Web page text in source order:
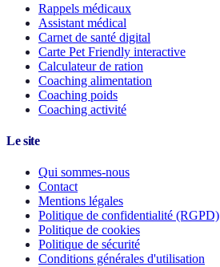
Rappels médicaux
Assistant médical
Carnet de santé digital
Carte Pet Friendly interactive
Calculateur de ration
Coaching alimentation
Coaching poids
Coaching activité
Le site
Qui sommes-nous
Contact
Mentions légales
Politique de confidentialité (RGPD)
Politique de cookies
Politique de sécurité
Conditions générales d'utilisation